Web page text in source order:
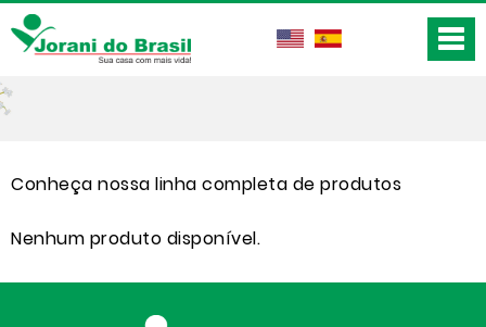
Conheça nossa linha completa de produtos
Nenhum produto disponível.